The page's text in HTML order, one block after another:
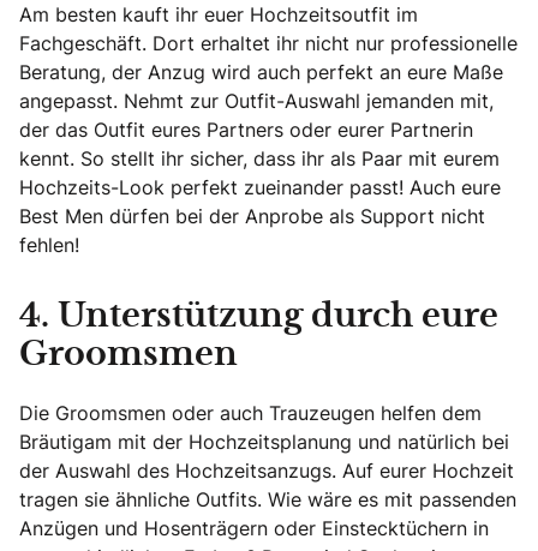
Am besten kauft ihr euer Hochzeitsoutfit im
Fachgeschäft. Dort erhaltet ihr nicht nur professionelle
Beratung, der Anzug wird auch perfekt an eure Maße
angepasst. Nehmt zur Outfit-Auswahl jemanden mit,
der das Outfit eures Partners oder eurer Partnerin
kennt. So stellt ihr sicher, dass ihr als Paar mit eurem
Hochzeits-Look perfekt zueinander passt! Auch eure
Best Men dürfen bei der Anprobe als Support nicht
fehlen!
4. Unterstützung durch eure
Groomsmen
Die Groomsmen oder auch Trauzeugen helfen dem
Bräutigam mit der Hochzeitsplanung und natürlich bei
der Auswahl des Hochzeitsanzugs. Auf eurer Hochzeit
tragen sie ähnliche Outfits. Wie wäre es mit passenden
Anzügen und Hosenträgern oder Einstecktüchern in